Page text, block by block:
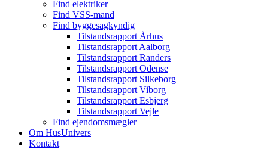
Find elektriker
Find VSS-mand
Find byggesagkyndig
Tilstandsrapport Århus
Tilstandsrapport Aalborg
Tilstandsrapport Randers
Tilstandsrapport Odense
Tilstandsrapport Silkeborg
Tilstandsrapport Viborg
Tilstandsrapport Esbjerg
Tilstandsrapport Vejle
Find ejendomsmægler
Om HusUnivers
Kontakt